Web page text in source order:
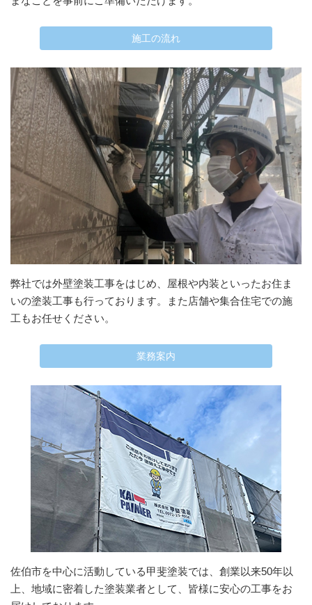
施工の流れ
弊社では外壁塗装工事をはじめ、屋根や内装といったお住ま
いの塗装工事も行っております。また店舗や集合住宅での施
工もお任せください。
業務案内
佐伯市を中心に活動している甲斐塗装では、創業以来50年以
上、地域に密着した塗装業者として、皆様に安心の工事をお